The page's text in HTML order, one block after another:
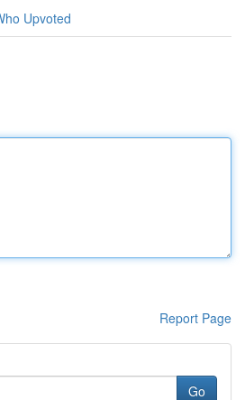
Upvoted
Report Page
Go